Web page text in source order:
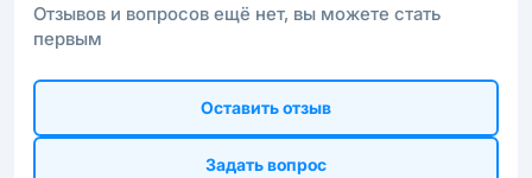
Отзывов и вопросов ещё нет, вы можете стать
первым
Оставить отзыв
Задать вопрос